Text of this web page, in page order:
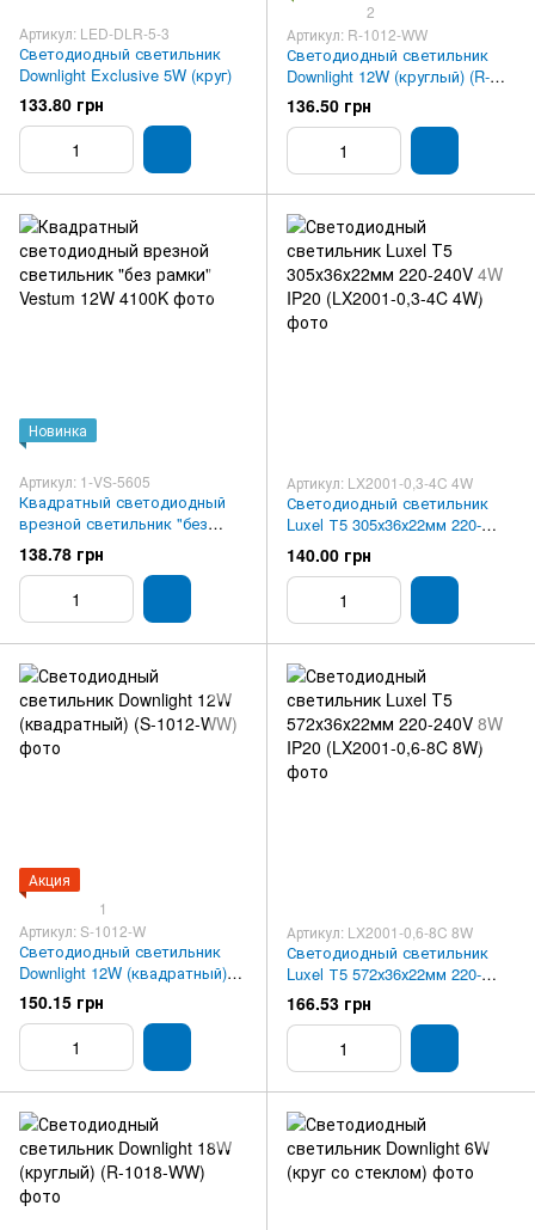
Артикул: LED-DLR-5-3
Светодиодный светильник
Downlight Exclusive 5W (круг)
133.80 грн
2
Артикул: R-1012-WW
Светодиодный светильник
Downlight 12W (круглый) (R-
1012-WW)
136.50 грн
Новинка
Артикул: 1-VS-5605
Квадратный светодиодный
врезной светильник "без
рамки" Vestum 12W 4100K
138.78 грн
Артикул: LX2001-0,3-4C 4W
Светодиодный светильник
Luxel Т5 305х36х22мм 220-
240V 4W IP20 (LX2001-0,3-4C
4W)
140.00 грн
Акция
1
Артикул: S-1012-W
Светодиодный светильник
Downlight 12W (квадратный)
(S-1012-W)
150.15 грн
Артикул: LX2001-0,6-8C 8W
Светодиодный светильник
Luxel Т5 572х36х22мм 220-
240V 8W IP20 (LX2001-0,6-8C
8W)
166.53 грн